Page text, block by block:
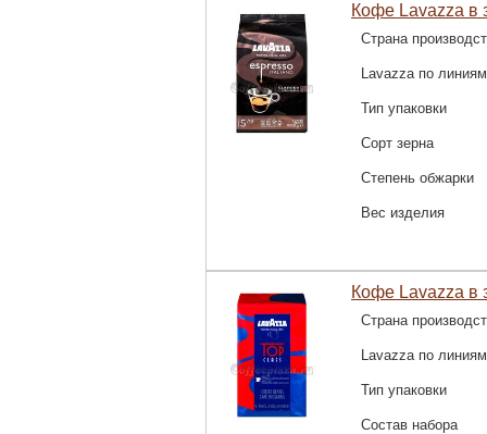
Кофе Lavazza в
Страна
Lavazza по линиям
Тип упаковки
Сорт зерна
Степень обжарки
Вес изделия
Кофе Lavazza в
Страна
Lavazza по линиям
Тип упаковки
Состав набора